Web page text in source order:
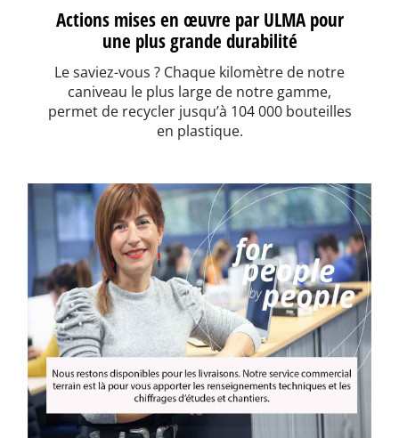
Actions mises en œuvre par ULMA pour
une plus grande durabilité
Le saviez-vous ? Chaque kilomètre de notre
caniveau le plus large de notre gamme,
permet de recycler jusqu’à 104 000 bouteilles
en plastique.